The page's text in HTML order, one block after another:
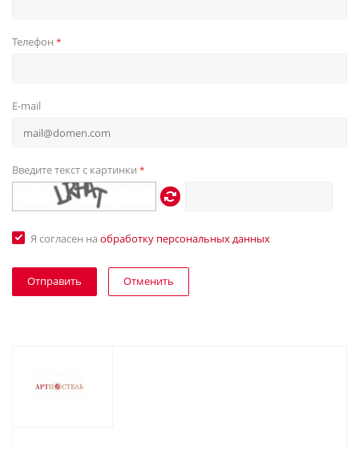
Телефон *
E-mail
Введите текст с картинки *
Я согласен на обработку персональных данных
Отменить